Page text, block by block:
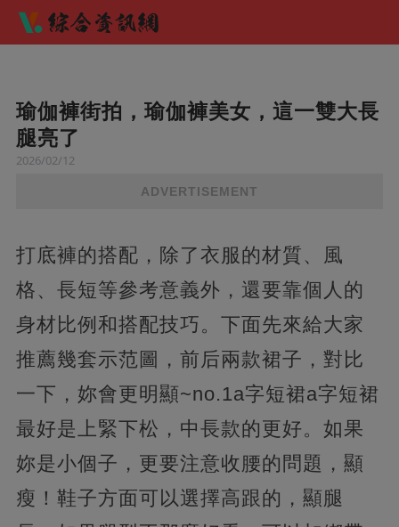
瑜伽褲街拍，瑜伽褲美女，這一雙大長
腿亮了
2026/02/12
ADVERTISEMENT
打底褲的搭配，除了衣服的材質、風
格、長短等參考意義外，還要靠個人的
身材比例和搭配技巧。下面先來給大家
推薦幾套示范圖，前后兩款裙子，對比
一下，妳會更明顯~no.1a字短裙a字短裙
最好是上緊下松，中長款的更好。如果
妳是小個子，更要注意收腰的問題，顯
瘦！鞋子方面可以選擇高跟的，顯腿